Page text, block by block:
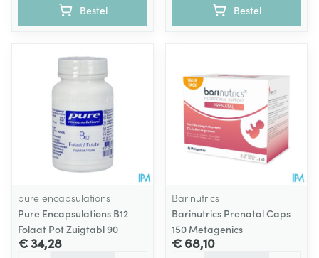
Bestel Bestel
pure encapsulations
Pure Encapsulations B12
Folaat Pot Zuigtabl 90
€ 34,28
Barinutrics
Barinutrics Prenatal Caps
150 Metagenics
€ 68,10